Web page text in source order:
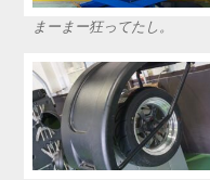
まーまー狂ってたし。